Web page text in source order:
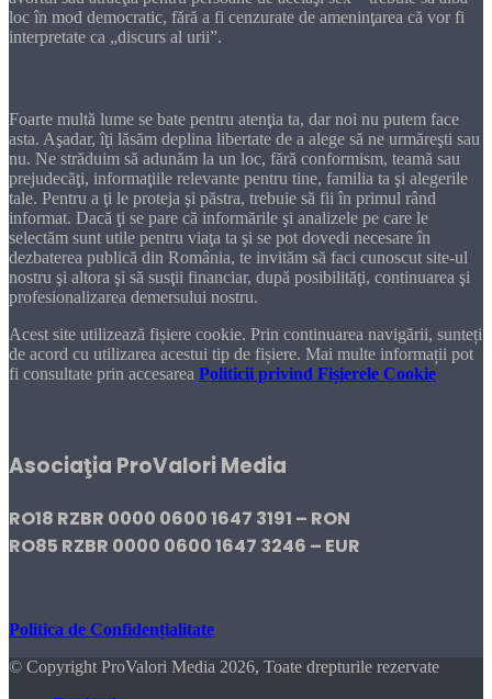
loc în mod democratic, fără a fi cenzurate de ameninţarea că vor fi
interpretate ca „discurs al urii”.
Foarte multă lume se bate pentru atenţia ta, dar noi nu putem face
asta. Aşadar, îţi lăsăm deplina libertate de a alege să ne urmăreşti sau
nu. Ne străduim să adunăm la un loc, fără conformism, teamă sau
prejudecăţi, informaţiile relevante pentru tine, familia ta şi alegerile
tale. Pentru a ţi le proteja şi păstra, trebuie să fii în primul rând
informat. Dacă ţi se pare că informările şi analizele pe care le
selectăm sunt utile pentru viaţa ta şi se pot dovedi necesare în
dezbaterea publică din România, te invităm să faci cunoscut site-ul
nostru şi altora şi să susţii financiar, după posibilităţi, continuarea şi
profesionalizarea demersului nostru.
Acest site utilizează fișiere cookie. Prin continuarea navigării, sunteți
de acord cu utilizarea acestui tip de fișiere. Mai multe informații pot
fi consultate prin accesarea Politicii privind Fișierele Cookie
Asociaţia ProValori Media
RO18 RZBR 0000 0600 1647 3191 – RON
RO85 RZBR 0000 0600 1647 3246 – EUR
Politica de Confidențialitate
© Copyright ProValori Media 2026, Toate drepturile rezervate